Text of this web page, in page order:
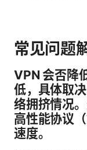
常见问题
VPN 会否降
低，具体取
络拥挤情况
高性能协议
速度。